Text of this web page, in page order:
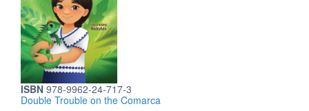
ISBN 978-9962-24-717-3
Double Trouble on the Comarca